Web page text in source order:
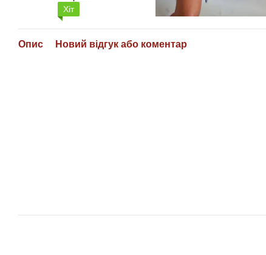
Хіт
Опис Новий відгук або коментар